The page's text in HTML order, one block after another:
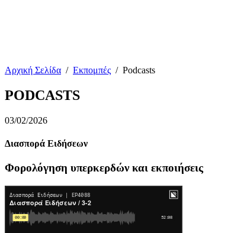
Αρχική Σελίδα / Εκπομπές / Podcasts
PODCASTS
03/02/2026
Διασπορά Ειδήσεων
Φορολόγηση υπερκερδών και εκποιήσεις